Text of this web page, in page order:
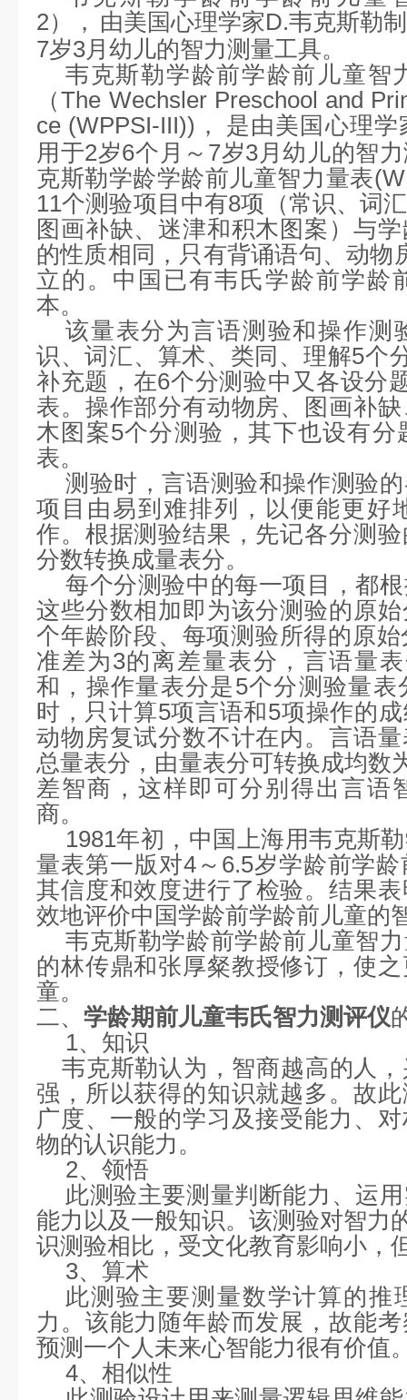
一、系统介绍
韦克斯勒学龄前学龄前儿童
2 ），由美国心理学家D.韦克斯勒
岁3月幼儿的智力测量工具。
韦克斯勒学龄前学龄前儿童智
（The Wechsler Preschool and
ce (WPPSI-III))，是由美国心理学
用于2岁6个月～7岁3月幼儿的智
克斯勒学龄学龄前儿童智力量表
11个测验项目中有8项（常识、词
图画补缺、迷津和积木图案）与
的性质相同，只有背诵语句、动物
立的。中国已有韦氏学龄前学龄
本。
该量表分为言语测验和操作测
识、词汇、算术、类同、理解5个
补充题，在6个分测验中又各设分
表。操作部分有动物房、图画补
木图案5个分测验，其下也设有分
表。
测验时，言语测验和操作测验
项目由易到难排列，以便能更好
作。根据测验结果，先记各分测
分数转换成量表分。
每个分测验中的每一项目，都
这些分数相加即为该分测验的原
个年龄阶段、每项测验所得的原
准差为3的离差量表分，言语量
和，操作量表分是5个分测验量表
时，只计算5项言语和5项操作的
动物房复试分数不计在内。言语
总量表分，由量表分可转换成均数
差智商，这样即可分别得出言语
商。
1981年初，中国上海用韦克斯
量表第一版对4～6.5岁学龄前学
其 信度和效度进行了检验。结果
效地评价中国学龄前学龄前儿童的
韦克斯勒学龄前学龄前儿童智
的林传鼎和张厚粲教授修订，使
童。
二、学龄期前儿童韦氏智力测评仪
1、知识
韦克斯勒认为，智商越高的人
强，所以获得的知识就越多。故
广度、一般的学习及接受能力、
物的认识能力。
2、领悟
此测验主要测量判断能力、运
能力以及一般知识 。该测验对智力
识测验相比，受文化教育影响小，
3 、算术
此测验主要测量数学计算的推
力。该能力随年龄而发展，故能
预测一个人未来心智能力很有价值